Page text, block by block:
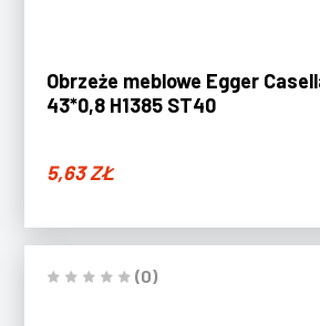
Obrzeże meblowe Egger
43*0,8 H1385 ST40
5,63ZŁ
(0)